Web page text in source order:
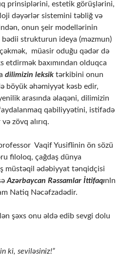
prinsiplərini, estetik görüşlərini,
dəyərlər sistemini təbliğ və
onun şeir modellərinin
strukturun ideya (məzmun)
müasir oduğu qədər də
etdirmək baxımından olduqca
dilimizin leksik tərkibini onun
böyük əhəmiyyət kəsb edir,
arasında əlaqəni, dilimizin
qabiliyyətini, istifadə
zövq alırıq.
Vaqif Yusiflinin ön sözü
filoloq, çağdaş dünya
müstəqil ədəbiyyat tənqidçisi
Azərbaycan Rəssamlar İttifaqınln
Natiq Nəcəfzadədir.
şəxs onu əldə edib sevgi dolu
ki, seviləsiniz!”